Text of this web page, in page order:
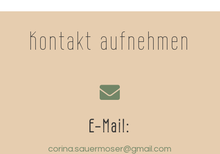
Kontakt aufnehmen

E-Mail:
corina.sauermoser@gmail.com